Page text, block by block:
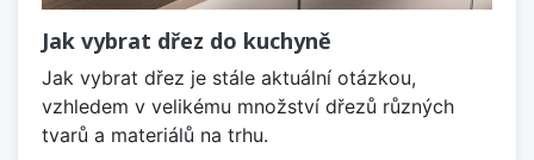
Jak vybrat dřez do kuchyně
Jak vybrat dřez je stále aktuální otázkou,
vzhledem v velikému množství dřezů různých
tvarů a materiálů na trhu.